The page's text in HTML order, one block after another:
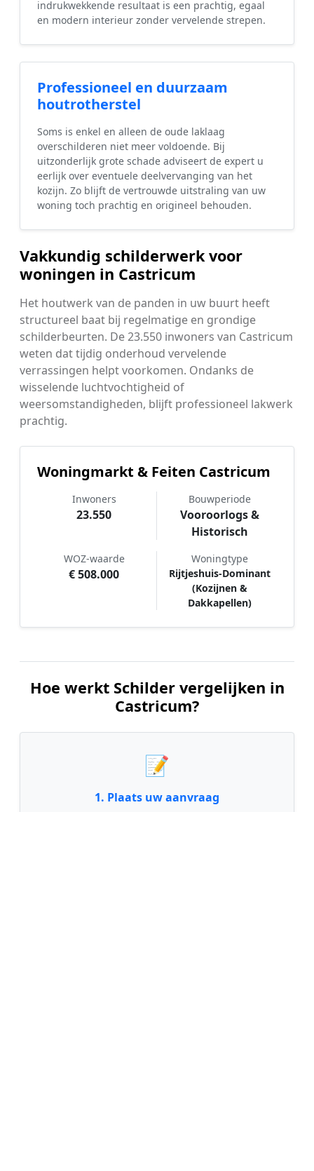
indrukwekkende resultaat is een prachtig, egaal
en modern interieur zonder vervelende strepen.
Professioneel en duurzaam
houtrotherstel
Soms is enkel en alleen de oude laklaag
overschilderen niet meer voldoende. Bij
uitzonderlijk grote schade adviseert de expert u
eerlijk over eventuele deelvervanging van het
kozijn. Zo blijft de vertrouwde uitstraling van uw
woning toch prachtig en origineel behouden.
Vakkundig schilderwerk voor
woningen in Castricum
Het houtwerk van de panden in uw buurt heeft
structureel baat bij regelmatige en grondige
schilderbeurten. De 23.550 inwoners van Castricum
weten dat tijdig onderhoud vervelende
verrassingen helpt voorkomen. Ondanks de
wisselende luchtvochtigheid of
weersomstandigheden, blijft professioneel lakwerk
prachtig.
Woningmarkt & Feiten Castricum
Inwoners
23.550
Bouwperiode
Vooroorlogs &
Historisch
WOZ-waarde
€ 508.000
Woningtype
Rijtjeshuis-Dominant
(Kozijnen &
Dakkapellen)
Hoe werkt Schilder vergelijken in
Castricum?
📝
1. Plaats uw aanvraag